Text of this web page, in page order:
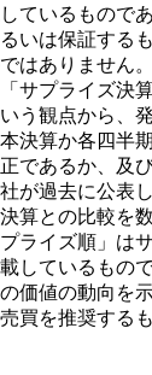
ているもので
いは保証する
はありません。
サプライズ決
う観点から、
決算か各四半
であるか、及
が過去に公表
算との比較を
ライズ順」は
しているもの
価値の動向を
買を推奨する